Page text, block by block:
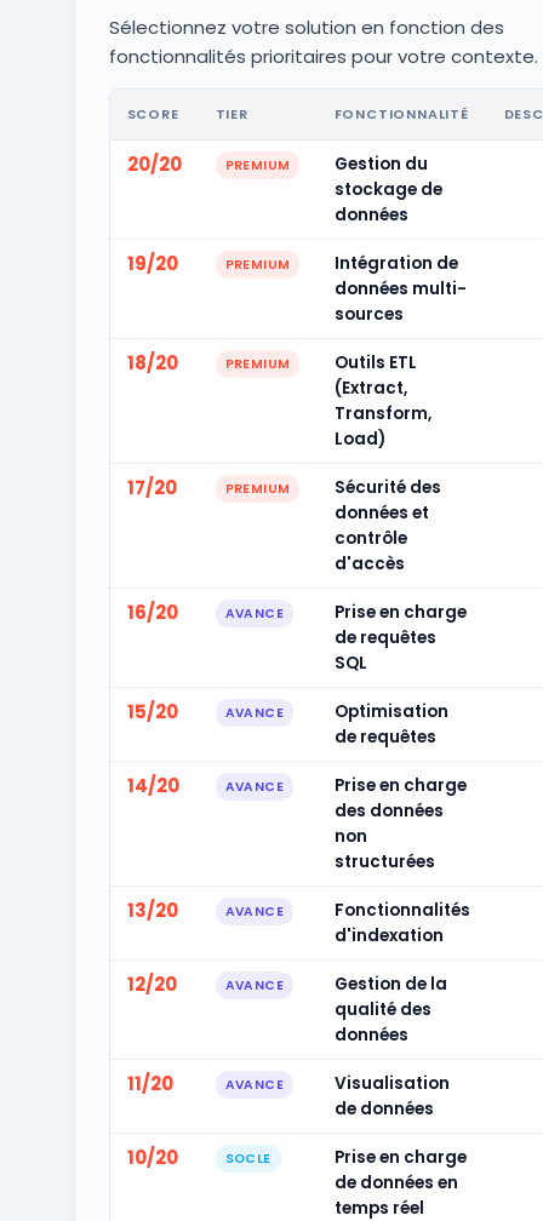
Sélectionnez votre solution en fonction des
fonctionnalités prioritaires pour votre contexte.
SCORE TIER FONCTIONNALITÉ
20/20 PREMIUM
Gestion du
stockage de
données
19/20 PREMIUM
Intégration de
données multi-
sources
18/20 PREMIUM
Outils ETL
(Extract,
Transform,
Load)
17/20 PREMIUM
Sécurité des
données et
contrôle
d'accès
16/20 AVANCE
Prise en charge
de requêtes
SQL
15/20 AVANCE
Optimisation
de requêtes
14/20 AVANCE
Prise en charge
des données
non
structurées
13/20 AVANCE
Fonctionnalités
d'indexation
12/20 AVANCE
Gestion de la
qualité des
données
11/20 AVANCE
Visualisation
de données
10/20 SOCLE
Prise en charge
de données en
temps réel